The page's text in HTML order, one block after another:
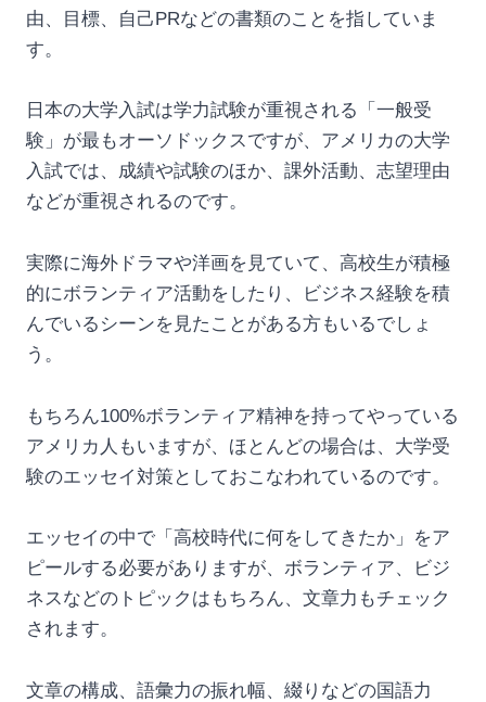
由、目標、自己PRなどの書類のことを指していま
す。
日本の大学入試は学力試験が重視される「一般受
験」が最もオーソドックスですが、アメリカの大学
入試では、成績や試験のほか、課外活動、志望理由
などが重視されるのです。
実際に海外ドラマや洋画を見ていて、高校生が積極
的にボランティア活動をしたり、ビジネス経験を積
んでいるシーンを見たことがある方もいるでしょ
う。
もちろん100%ボランティア精神を持ってやっている
アメリカ人もいますが、ほとんどの場合は、大学受
験のエッセイ対策としておこなわれているのです。
エッセイの中で「高校時代に何をしてきたか」をア
ピールする必要がありますが、ボランティア、ビジ
ネスなどのトピックはもちろん、文章力もチェック
されます。
文章の構成、語彙力の振れ幅、綴りなどの国語力